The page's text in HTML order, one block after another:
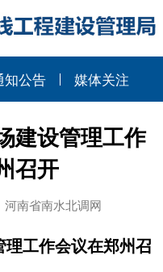
知公告 媒体关注
建设管理工作
召开
南省南水北调网
工作会议在郑州召